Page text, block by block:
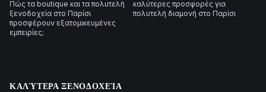
Πώς τα boutique και τα πολυτελή
ξενοδοχεία στο Παρίσι
προσφέρουν εξατομικευμένες
εμπειρίες;
καλύτερες προσφορές για
πολυτελή διαμονή στο Παρίσι
ΚΑΛΎΤΕΡΑ ΞΕΝΟΔΟΧΕΊΑ